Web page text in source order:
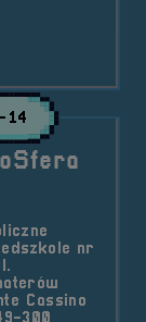
Moblina
14
nr
Cassino